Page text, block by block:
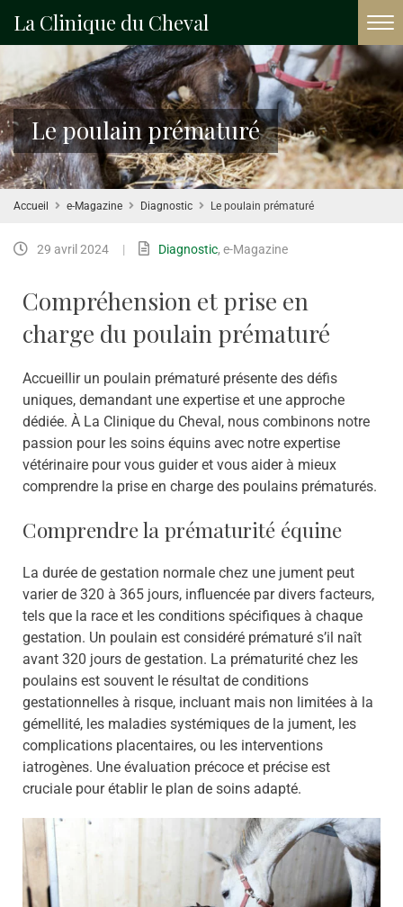
La Clinique du Cheval
Le poulain prématuré
Accueil e-Magazine Diagnostic Le poulain prématuré
29 avril 2024 | Diagnostic, e-Magazine
Compréhension et prise en
charge du poulain prématuré
Accueillir un poulain prématuré présente des défis
uniques, demandant une expertise et une approche
dédiée. À La Clinique du Cheval, nous combinons notre
passion pour les soins équins avec notre expertise
vétérinaire pour vous guider et vous aider à mieux
comprendre la prise en charge des poulains prématurés.
Comprendre la prématurité équine
La durée de gestation normale chez une jument peut
varier de 320 à 365 jours, influencée par divers facteurs,
tels que la race et les conditions spécifiques à chaque
gestation. Un poulain est considéré prématuré s’il naît
avant 320 jours de gestation. La prématurité chez les
poulains est souvent le résultat de conditions
gestationnelles à risque, incluant mais non limitées à la
gémellité, les maladies systémiques de la jument, les
complications placentaires, ou les interventions
iatrogènes. Une évaluation précoce et précise est
cruciale pour établir le plan de soins adapté.